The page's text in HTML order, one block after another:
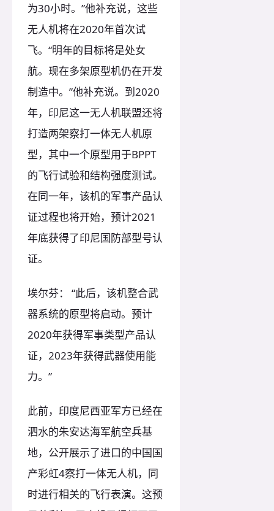
为30小时。”他补充说，这些
无人机将在2020年首次试
飞。“明年的目标将是处女
航。现在多架原型机仍在开发
制造中。”他补充说。到2020
年，印尼这一无人机联盟还将
打造两架察打一体无人机原
型，其中一个原型用于BPPT
的飞行试验和结构强度测试。
在同一年，该机的军事产品认
证过程也将开始，预计2021
年底获得了印尼国防部型号认
证。
埃尔芬： “此后，该机整合武
器系统的原型将启动。预计
2020年获得军事类型产品认
证，2023年获得武器使用能
力。”
此前，印度尼西亚军方已经在
泗水的朱安达海军航空兵基
地，公开展示了进口的中国国
产彩虹4察打一体无人机，同
时进行相关的飞行表演。这预